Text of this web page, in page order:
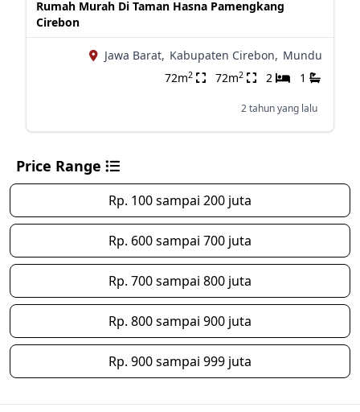
Rumah Murah Di Taman Hasna Pamengkang
Cirebon
Jawa Barat, Kabupaten Cirebon, Mundu
72m2 72m2 2 1
2 tahun yang lalu
Price Range
Rp. 100 sampai 200 juta
Rp. 600 sampai 700 juta
Rp. 700 sampai 800 juta
Rp. 800 sampai 900 juta
Rp. 900 sampai 999 juta